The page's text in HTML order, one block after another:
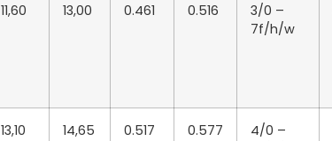
11,60 13,00 0.461 0.516
3/0 –
7f/h/w
13,10 14,65 0.517 0.577
4/0 –